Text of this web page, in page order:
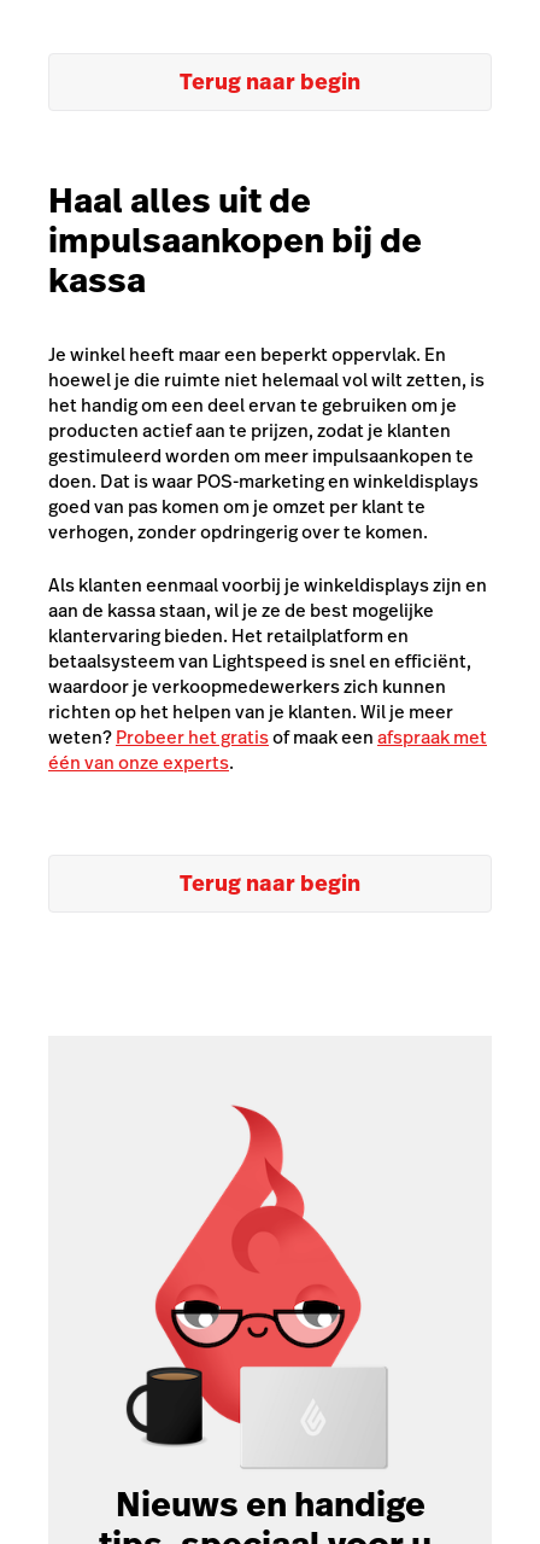
Terug naar begin
Haal alles uit de
impulsaankopen bij de
kassa
Je winkel heeft maar een beperkt oppervlak. En
hoewel je die ruimte niet helemaal vol wilt zetten, is
het handig om een deel ervan te gebruiken om je
producten actief aan te prijzen, zodat je klanten
gestimuleerd worden om meer impulsaankopen te
doen. Dat is waar POS-marketing en winkeldisplays
goed van pas komen om je omzet per klant te
verhogen, zonder opdringerig over te komen.
Als klanten eenmaal voorbij je winkeldisplays zijn en
aan de kassa staan, wil je ze de best mogelijke
klantervaring bieden. Het retailplatform en
betaalsysteem van Lightspeed is snel en efficiënt,
waardoor je verkoopmedewerkers zich kunnen
richten op het helpen van je klanten. Wil je meer
weten?Probeer het gratisof maak eenafspraak met
één van onze experts.
Terug naar begin
Nieuws en handige